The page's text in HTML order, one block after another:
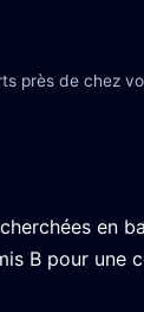
près de chez
en
B pour une